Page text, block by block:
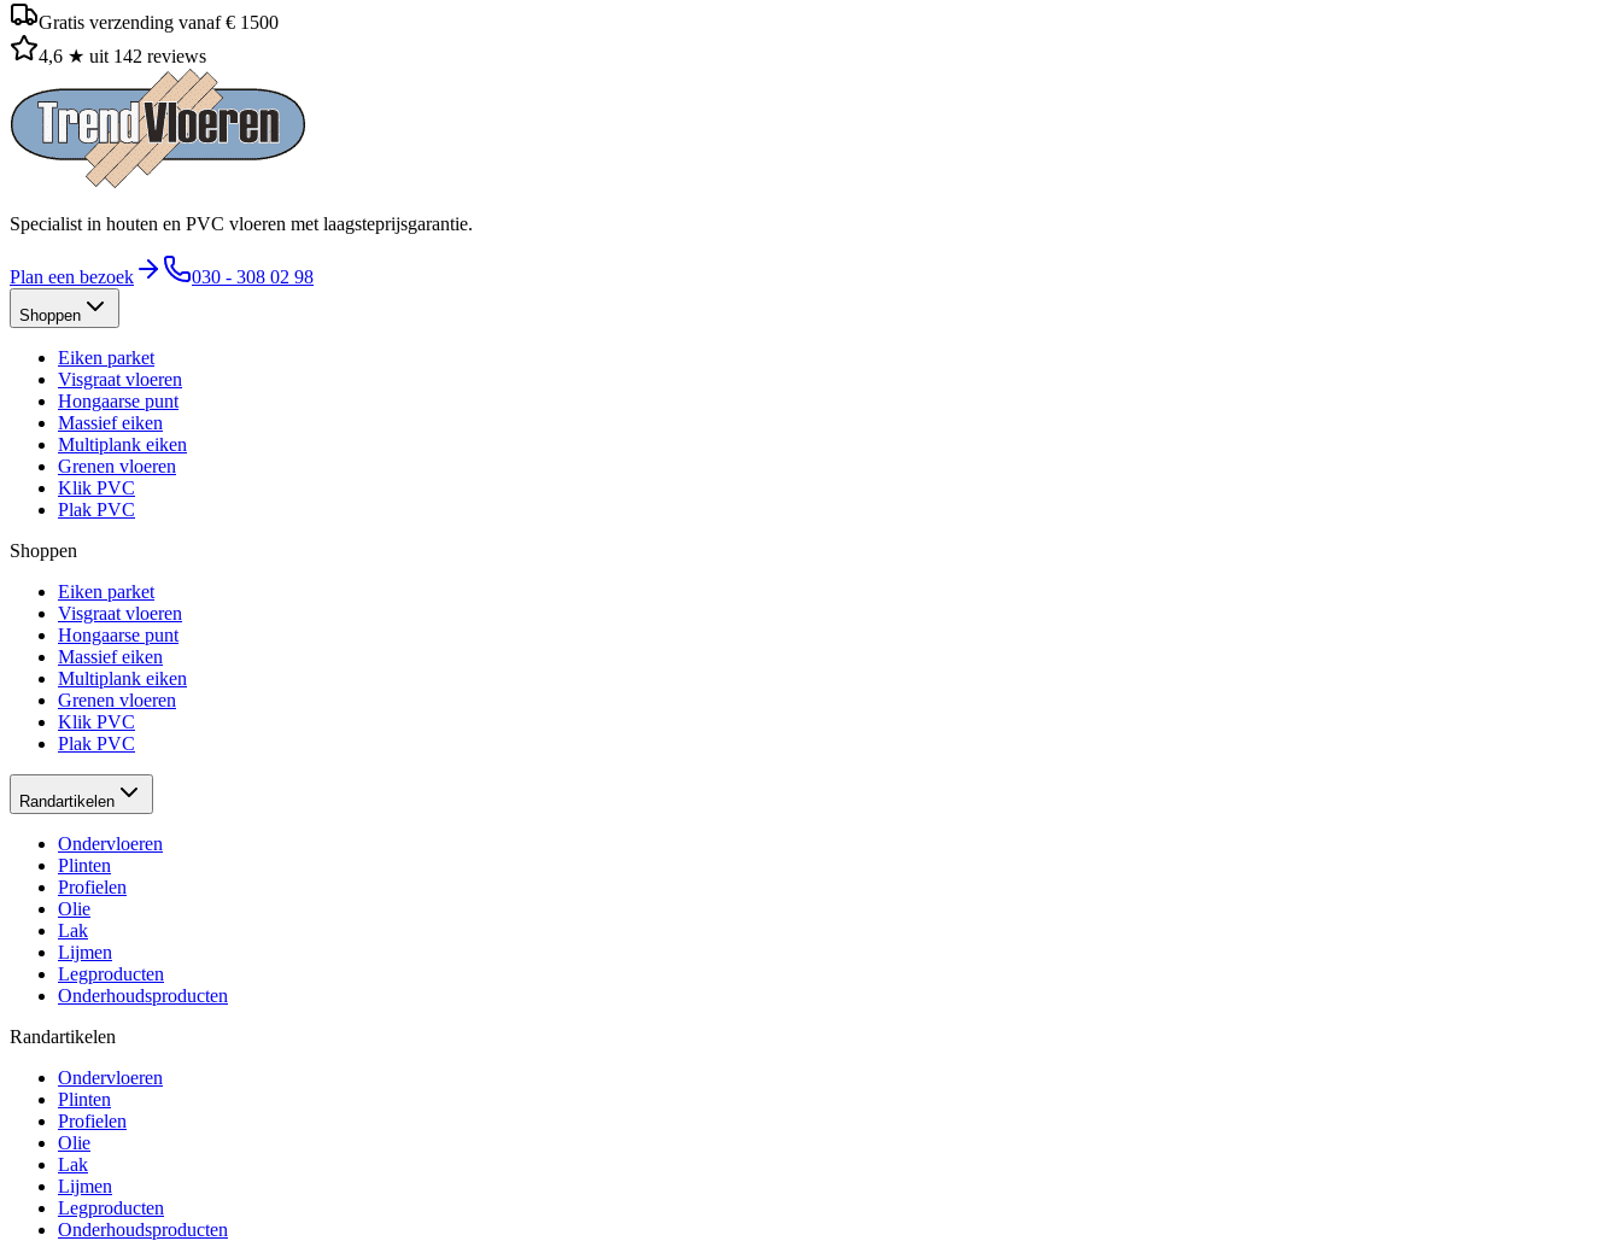
Gratis verzending vanaf € 1500
4,6 ★ uit 142 reviews
Specialist in houten en PVC vloeren met laagsteprijsgarantie.
Plan een bezoek 030 - 308 02 98
Shoppen
Eiken parket
Visgraat vloeren
Hongaarse punt
Massief eiken
Multiplank eiken
Grenen vloeren
Klik PVC
Plak PVC
Shoppen
Eiken parket
Visgraat vloeren
Hongaarse punt
Massief eiken
Multiplank eiken
Grenen vloeren
Klik PVC
Plak PVC
Randartikelen
Ondervloeren
Plinten
Profielen
Olie
Lak
Lijmen
Legproducten
Onderhoudsproducten
Randartikelen
Ondervloeren
Plinten
Profielen
Olie
Lak
Lijmen
Legproducten
Onderhoudsproducten